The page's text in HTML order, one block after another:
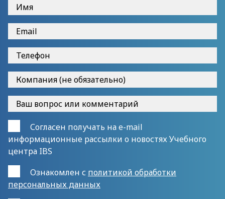
Согласен получать на e-mail
информационные рассылки о новостях Учебного
центра IBS
Ознакомлен с политикой обработки
персональных данных